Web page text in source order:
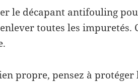
le décapant antifouling
toutes les impuretés.
propre, pensez à protéger